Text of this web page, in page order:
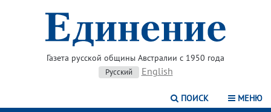
Газета русской общины Австралии с 1950 года
Русский English
ПОИСК МЕНЮ